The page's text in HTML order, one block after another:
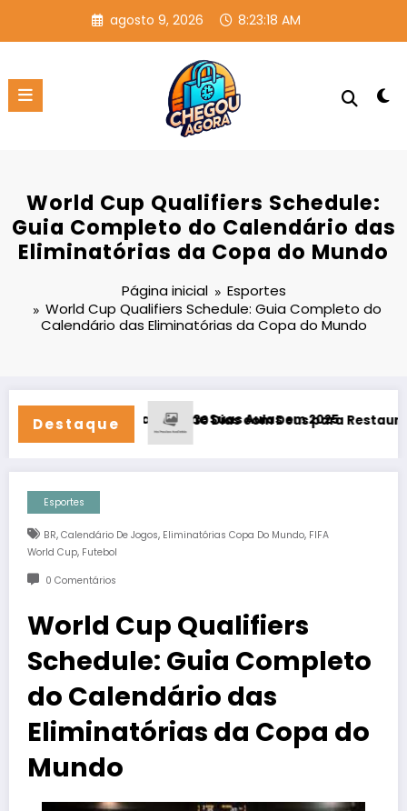
o
agosto 9, 2026 8:23:18 AM
World Cup Qualifiers Schedule:
Guia Completo do Calendário das
Eliminatórias da Copa do Mundo
Página inicial
Esportes
World Cup Qualifiers Schedule: Guia Completo do
Calendário das Eliminatórias da Copa do Mundo
Destaque
– Transforme Suas Aulas em 2025
30 Dias com Deus para Restaurar Seu
Esportes
BR, Calendário De Jogos, Eliminatórias Copa Do Mundo, FIFA
World Cup, Futebol
0 Comentários
World Cup Qualifiers
Schedule: Guia Completo
do Calendário das
Eliminatórias da Copa do
Mundo